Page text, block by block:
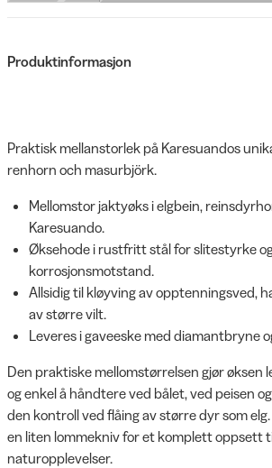
Produktinformasjon
Praktisk mellanstorlek på Karesuandos
renhorn och masurbjörk.
Mellomstor jaktyøks i elgbein,
Karesuando.
Øksehode i rustfritt stål for slitestyrke
korrosjonsmotstand.
Allsidig til kløyving av opptenningsved,
av større vilt.
Leveres i gaveeske med diamantbryne
Den praktiske mellomstørrelsen gjør øksen
og enkel å håndtere ved bålet, ved peisen
den kontroll ved flåing av større dyr som
en liten lommekniv for et komplett oppsett
naturopplevelser.